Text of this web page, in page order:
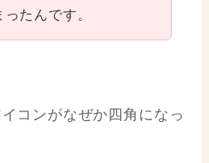
たんです。
コンがなぜか四角になっ